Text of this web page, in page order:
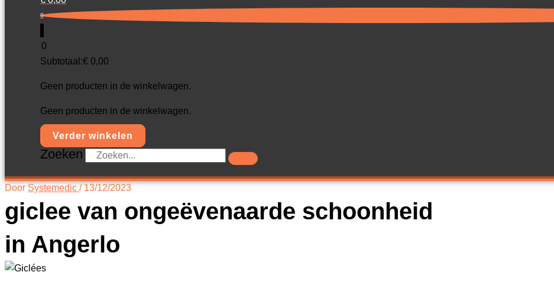
0
0
Subtotaal:€ 0,00
Geen producten in de winkelwagen.
Geen producten in de winkelwagen.
Verder winkelen
Zoeken
Door Systemedic / 13/12/2023
giclee van ongeëvenaarde schoonheid
in Angerlo